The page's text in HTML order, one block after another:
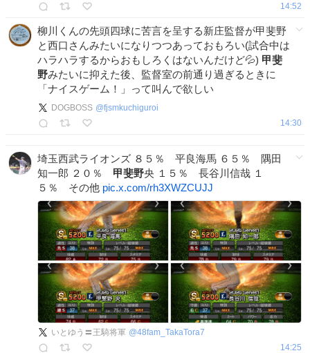
14:52
柳川くんの先頭四球に苦言を呈する新庄監督が甲斐野
と西口さんみたいになりつつあっておもろい(試合中は
ハラハラするからおもしろくはないんだけど💦) 甲斐
野みたいに抑えた後、監督室の前通り過ぎるときに
「ナイスゲーム！」って叫んで欲しい
DOGBOSS @fjsmkuchiguroi
14:30
埼玉西武ライオンズ ８５％ 平良海馬 ６５％ 隅田
知一郎 ２０％ 甲斐野央 １５％ 長谷川信哉 １
５％ その他 pic.x.com/rh3XWZCUJJ
いとゆう〓王騎将軍 @48fam_TakaTora7
14:25